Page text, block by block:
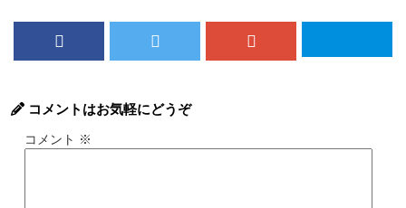
コメントはお気軽にどうぞ
コメント ※